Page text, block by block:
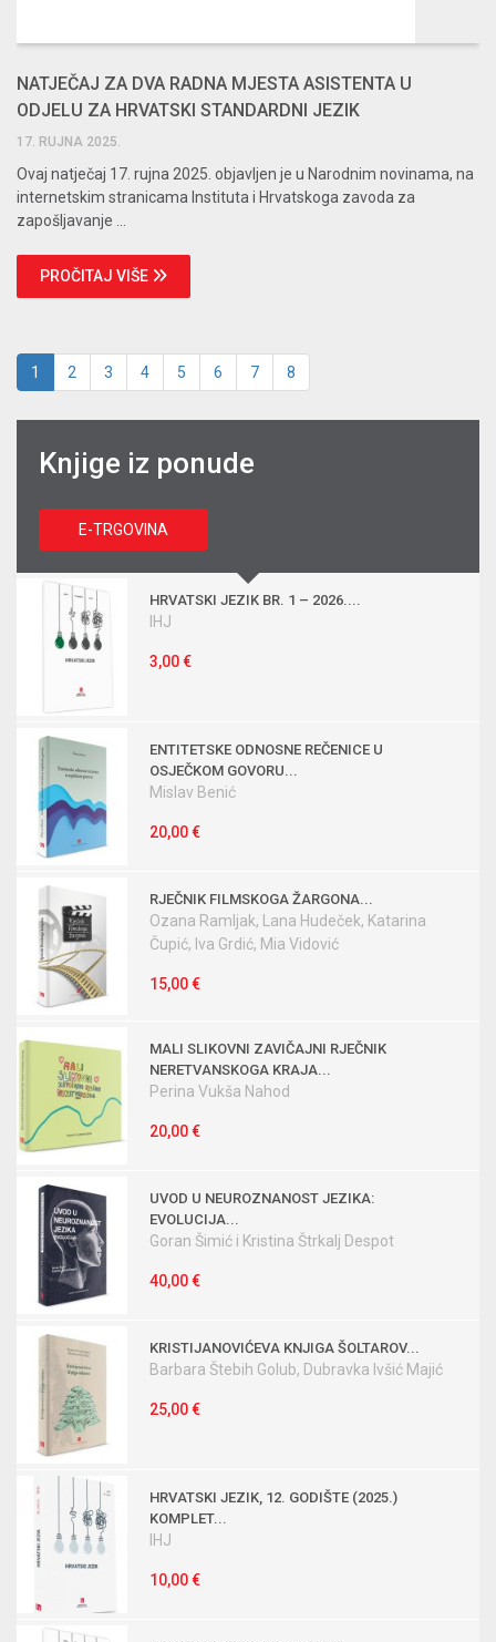
NATJEČAJ ZA DVA RADNA MJESTA ASISTENTA U
ODJELU ZA HRVATSKI STANDARDNI JEZIK
17. RUJNA 2025.
Ovaj natječaj 17. rujna 2025. objavljen je u Narodnim novinama, na
internetskim stranicama Instituta i Hrvatskoga zavoda za
zapošljavanje ...
PROČITAJ VIŠE
1 2 3 4 5 6 7 8
Knjige iz ponude
E-TRGOVINA
HRVATSKI JEZIK BR. 1 – 2026....
IHJ
3,00 €
ENTITETSKE ODNOSNE REČENICE U
OSJEČKOM GOVORU...
Mislav Benić
20,00 €
RJEČNIK FILMSKOGA ŽARGONA...
Ozana Ramljak, Lana Hudeček, Katarina
Čupić, Iva Grdić, Mia Vidović
15,00 €
MALI SLIKOVNI ZAVIČAJNI RJEČNIK
NERETVANSKOGA KRAJA...
Perina Vukša Nahod
20,00 €
UVOD U NEUROZNANOST JEZIKA:
EVOLUCIJA...
Goran Šimić i Kristina Štrkalj Despot
40,00 €
KRISTIJANOVIĆEVA KNJIGA ŠOLTAROV...
Barbara Štebih Golub, Dubravka Ivšić Majić
25,00 €
HRVATSKI JEZIK, 12. GODIŠTE (2025.)
KOMPLET...
IHJ
10,00 €